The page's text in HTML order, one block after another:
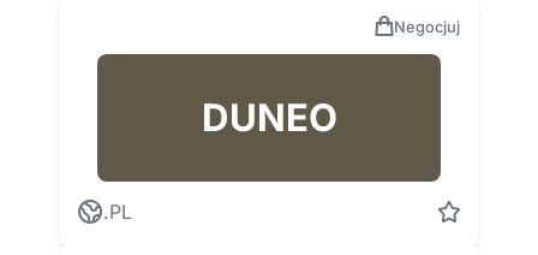
Negocjuj
DUNEO
.PL